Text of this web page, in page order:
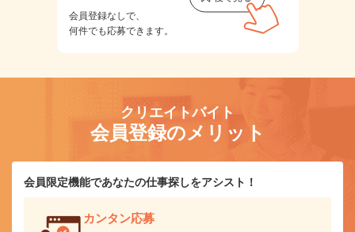
会員登録なしで、
何件でも応募できます。
クリエイトバイト
会員登録のメリット
会員限定機能であなたの仕事探しをアシスト！
カンタン応募